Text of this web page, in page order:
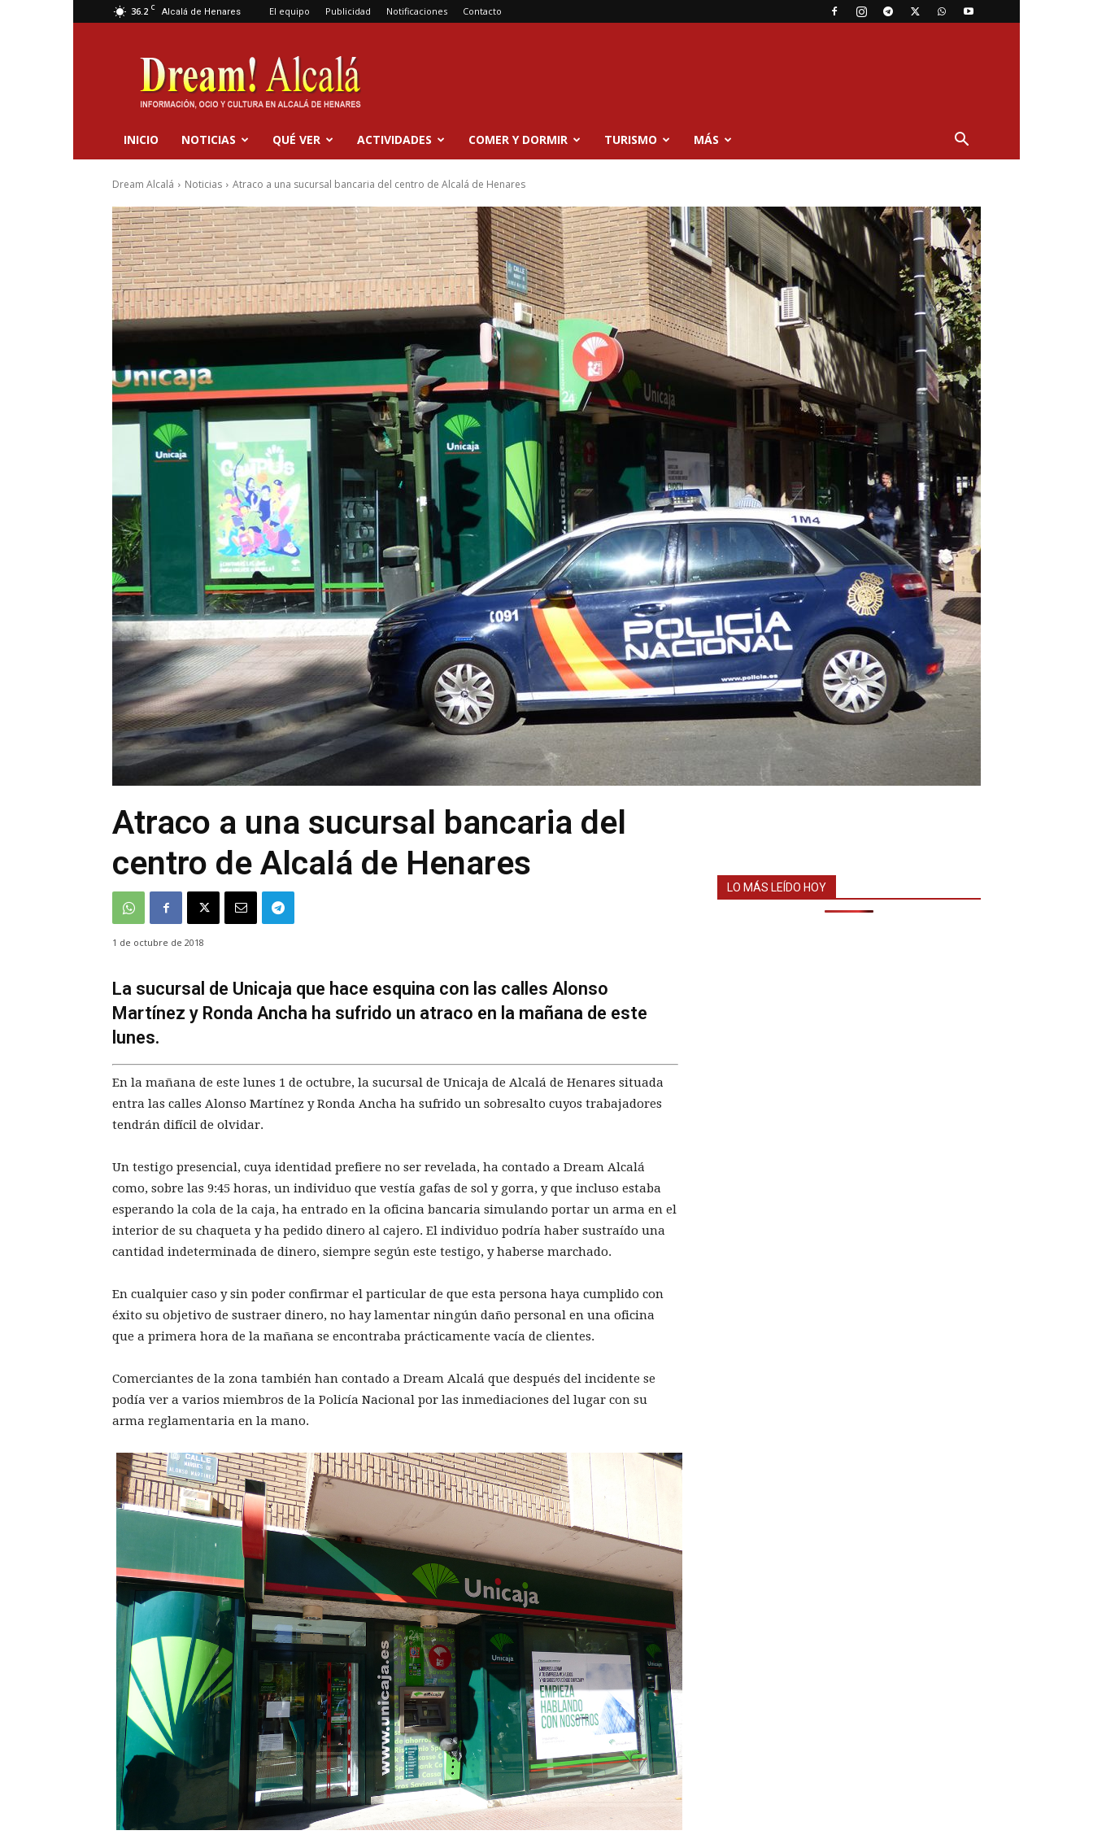
36.2 C Alcalá de Henares El equipo Publicidad Notificaciones Contacto
Dream
Alcalá
INICIO NOTICIAS QUÉ VER ACTIVIDADES COMER Y DORMIR TURISMO MÁS
Dream Alcalá Noticias Atraco a una sucursal bancaria del centro de Alcalá de Henares
Atraco a una sucursal bancaria del
centro de Alcalá de Henares
1 de octubre de 2018
La sucursal de Unicaja que hace esquina con las calles Alonso
Martínez y Ronda Ancha ha sufrido un atraco en la mañana de este
lunes.
En la mañana de este lunes 1 de octubre, la sucursal de Unicaja de Alcalá de Henares situada
entra las calles Alonso Martínez y Ronda Ancha ha sufrido un sobresalto cuyos trabajadores
tendrán difícil de olvidar.
Un testigo presencial, cuya identidad prefiere no ser revelada, ha contado a Dream Alcalá
como, sobre las 9:45 horas, un individuo que vestía gafas de sol y gorra, y que incluso estaba
esperando la cola de la caja, ha entrado en la oficina bancaria simulando portar un arma en el
interior de su chaqueta y ha pedido dinero al cajero. El individuo podría haber sustraído una
cantidad indeterminada de dinero, siempre según este testigo, y haberse marchado.
En cualquier caso y sin poder confirmar el particular de que esta persona haya cumplido con
éxito su objetivo de sustraer dinero, no hay lamentar ningún daño personal en una oficina
que a primera hora de la mañana se encontraba prácticamente vacía de clientes.
Comerciantes de la zona también han contado a Dream Alcalá que después del incidente se
podía ver a varios miembros de la Policía Nacional por las inmediaciones del lugar con su
arma reglamentaria en la mano.
LO MÁS LEÍDO HOY